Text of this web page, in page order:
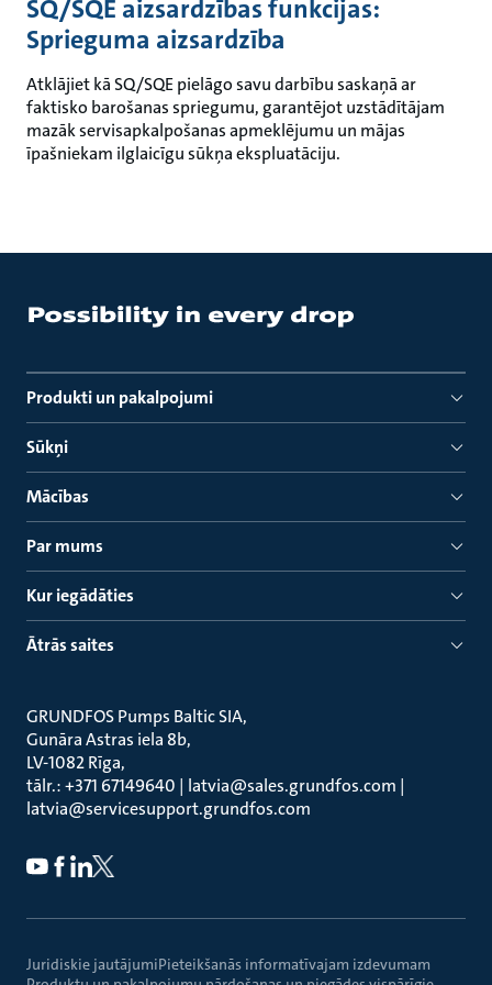
SQ/SQE aizsardzības funkcijas:
Sprieguma aizsardzība
Atklājiet kā SQ/SQE pielāgo savu darbību saskaņā ar
faktisko barošanas spriegumu, garantējot uzstādītājam
mazāk servisapkalpošanas apmeklējumu un mājas
īpašniekam ilglaicīgu sūkņa ekspluatāciju.
Produkti un pakalpojumi
Sūkņi
Mācības
Par mums
Kur iegādāties
Ātrās saites
GRUNDFOS Pumps Baltic SIA
Gunāra Astras iela 8b
LV-1082 Rīga
tālr.: +371 67149640 | latvia@sales.grundfos.com |
latvia@servicesupport.grundfos.com
Juridiskie jautājumiPieteikšanās informatīvajam izdevumam